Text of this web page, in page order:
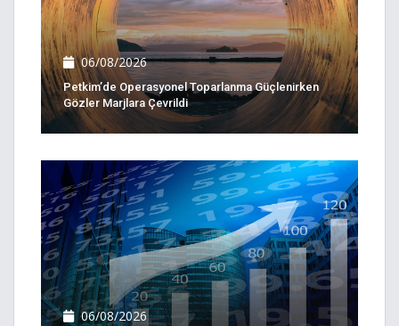
06/08/2026
Petkim’de Operasyonel Toparlanma Güçlenirken
Gözler Marjlara Çevrildi
06/08/2026